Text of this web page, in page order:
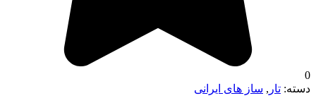
0
دسته: تار , ساز های ایرانی